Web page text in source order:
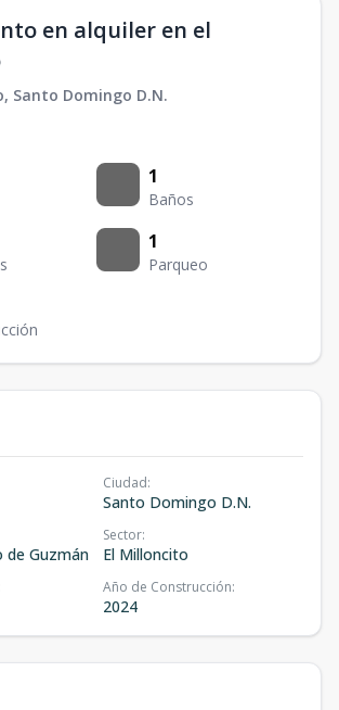
en alquiler en el
, Santo Domingo D.N.
1
Baños
1
Parqueo
Ciudad:
Santo Domingo D.N.
de Guzmán
Sector:
El Milloncito
Año de Construcción:
2024